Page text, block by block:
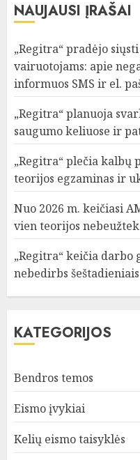
NAUJAUSI ĮRAŠAI
„Regitra“ pradėjo
vairuotojams: apie
informuos SMS ir el.
„Regitra“ planuoja
saugumo keliuose ir
„Regitra“ plečia
teorijos egzaminas ir
Nuo 2026 m. keičiasi
vien teorijos
„Regitra“ keičia darbo
nebedirbs šeštadieniais
KATEGORIJOS
Bendros temos
Eismo įvykiai
Kelių eismo taisyklės